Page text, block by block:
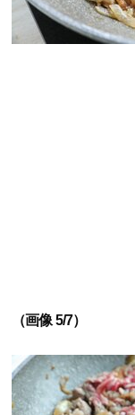
（画像 5/7）